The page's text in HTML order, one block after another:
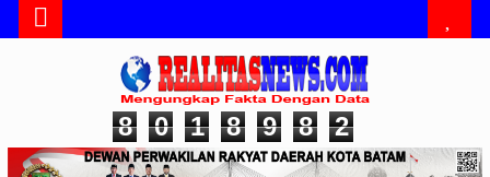
8 0 1 8 9 8 2